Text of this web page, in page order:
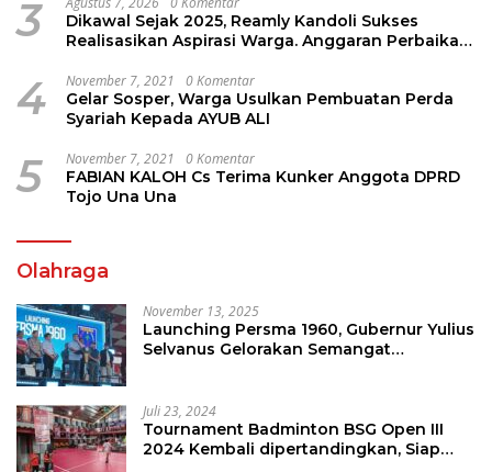
3
Dikawal Sejak 2025, Reamly Kandoli Sukses
Realisasikan Aspirasi Warga. Anggaran Perbaikan
4 November 7, 2021 0 Komentar
Gelar Sosper, Warga Usulkan Pembuatan Perda
Syariah Kepada AYUB ALI
5 November 7, 2021 0 Komentar
FABIAN KALOH Cs Terima Kunker Anggota DPRD
Tojo Una Una
Olahraga
November 13, 2025
Launching Persma 1960, Gubernur Yulius
Selvanus Gelorakan Semangat
Juli 23, 2024
Tournament Badminton BSG Open III
2024 Kembali dipertandingkan, Siap